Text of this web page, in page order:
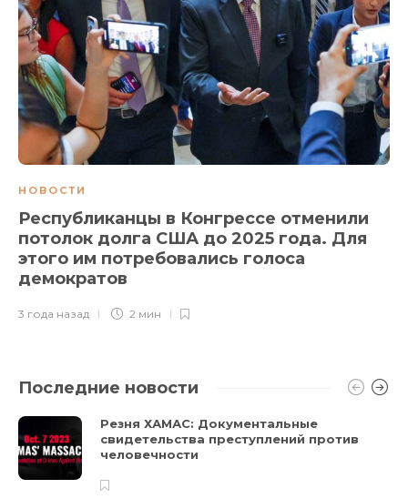
НОВОСТИ
Республиканцы в Конгрессе отменили
потолок долга США до 2025 года. Для
этого им потребовались голоса
демократов
3 года назад 2 мин
Последние новости
Резня ХАМАС: Документальные
свидетельства преступлений против
человечности